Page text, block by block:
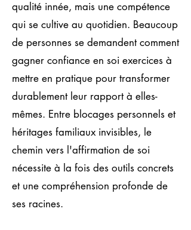
qualité innée, mais une compétence
qui se cultive au quotidien. Beaucoup
de personnes se demandent comment
gagner confiance en soi exercices à
mettre en pratique pour transformer
durablement leur rapport à elles-
mêmes. Entre blocages personnels et
héritages familiaux invisibles, le
chemin vers l'affirmation de soi
nécessite à la fois des outils concrets
et une compréhension profonde de
ses racines.